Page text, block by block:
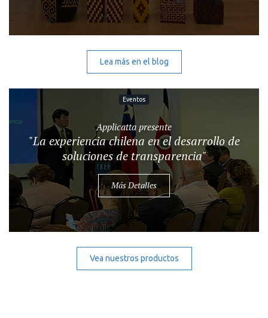
Lea más en el blog
Eventos
Applicatta presente
"La experiencia chilena en el desarrollo de
soluciones de transparencia"
Más Detalles
Vea nuestros productos